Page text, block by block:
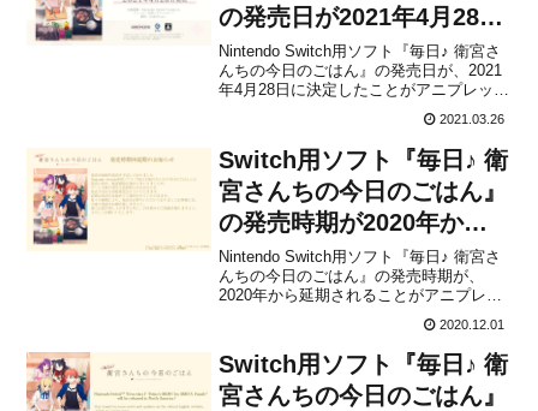
の発売日が2021年4月28日
に決定！
Nintendo Switch用ソフト『毎日♪ 衛宮さ
んちの今日のごはん』の発売日が、2021
年4月28日に決定したことがアニプレック
円（税込）です。🍴毎日♪ 衛宮さんちの
今日のごはん 4月28日（水）発売決定🍴
Nintendo Swit...
2021.03.26
Switch用ソフト『毎日♪ 衛
宮さんちの今日のごはん』
の発売時期が2020年から
延期に！
Nintendo Switch用ソフト『毎日♪ 衛宮さ
んちの今日のごはん』の発売時期が、
2020年から延期されることがアニプレッ
もともと2020年5月に発売予定でしたが、
「新型コロナウイルスの感染拡大による
開発遅延」に伴い2020年に発売日変更...
2020.12.01
Switch用ソフト『毎日♪ 衛
宮さんちの今日のごはん』